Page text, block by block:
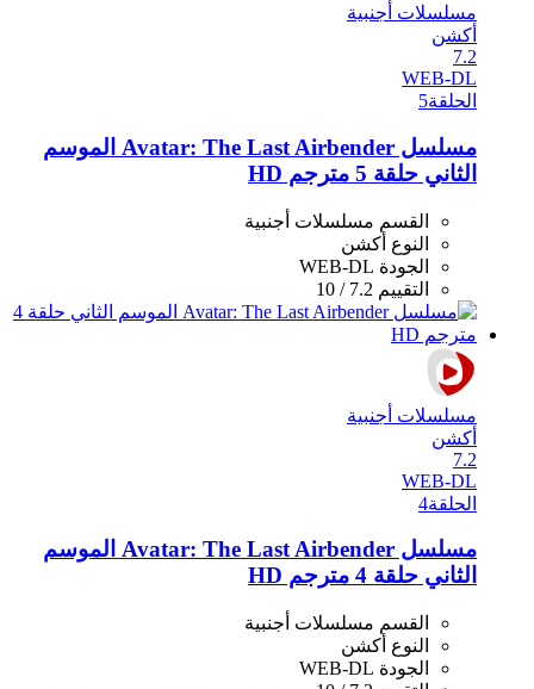
مسلسلات أجنبية
أكشن
7.2
WEB-DL
الحلقة5
مسلسل Avatar: The Last Airbender الموسم
الثاني حلقة 5 مترجم HD
القسم مسلسلات أجنبية
النوع أكشن
الجودة WEB-DL
التقييم 7.2 / 10
مسلسلات أجنبية
أكشن
7.2
WEB-DL
الحلقة4
مسلسل Avatar: The Last Airbender الموسم
الثاني حلقة 4 مترجم HD
القسم مسلسلات أجنبية
النوع أكشن
الجودة WEB-DL